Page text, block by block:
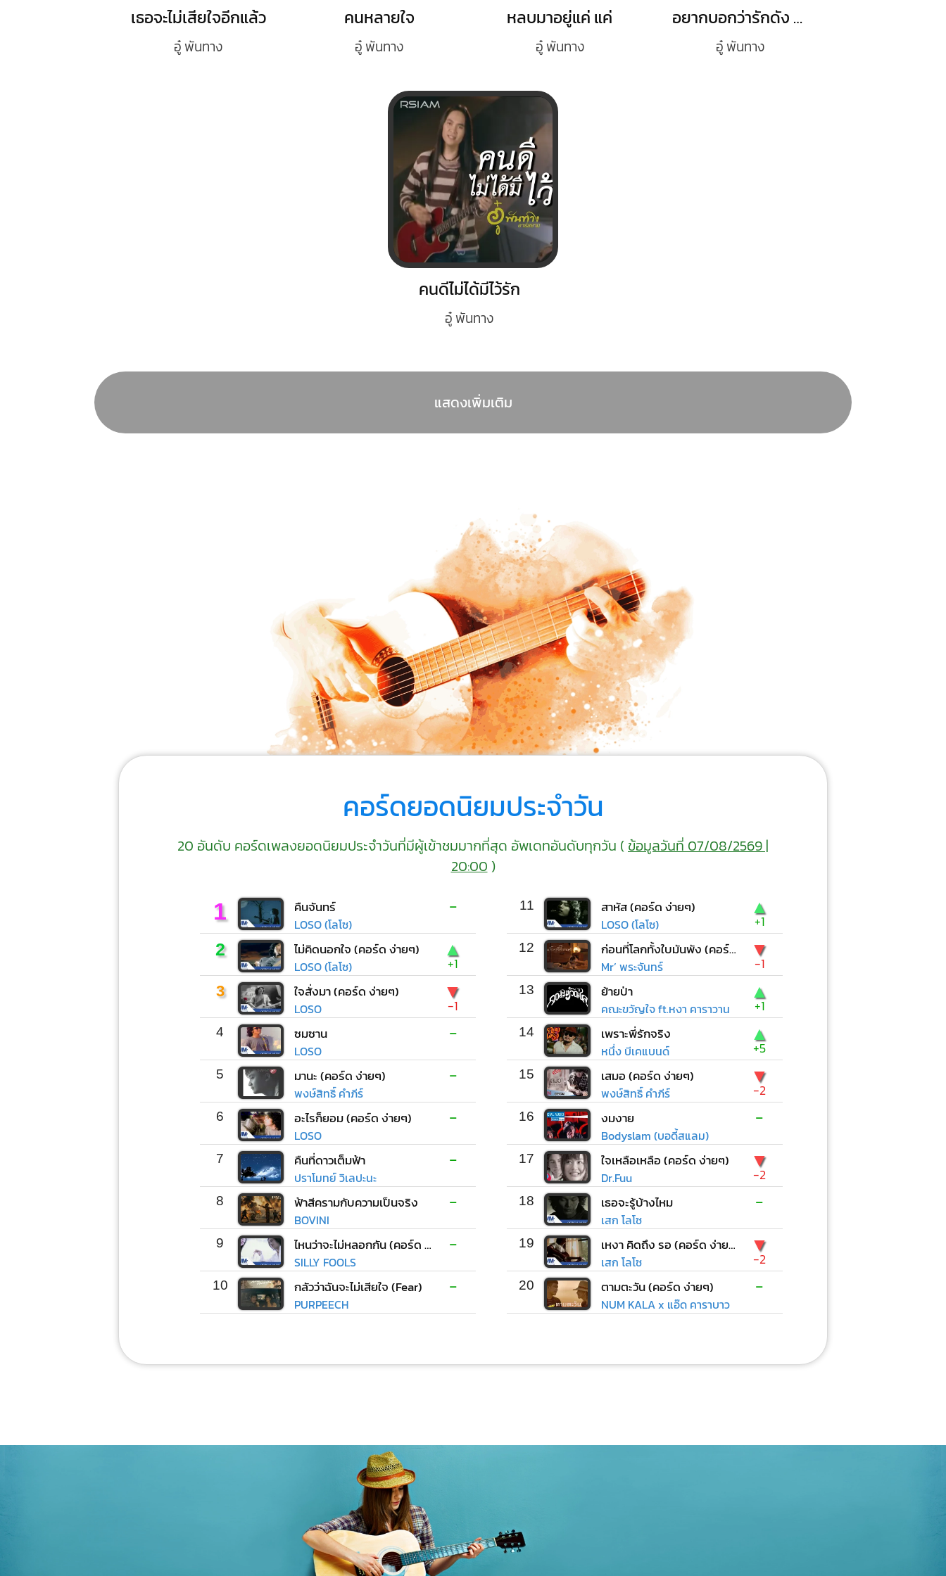
เธอจะไม่เสียใจอีกแล้ว
อู๋ พันทาง
คนหลายใจ
อู๋ พันทาง
หลบมาอยู่แค่ แค่
อู๋ พันทาง
อยากบอกว่ารักดัง ดัง
อู๋ พันทาง
คนดีไม่ได้มีไว้รัก
อู๋ พันทาง
แสดงเพิ่มเติม
คอร์ดยอดนิยมประจำวัน
20 อันดับ คอร์ดเพลงยอดนิยมประจำวันที่มีผู้เข้าชมมากที่สุด อัพเดทอันดับทุกวัน ( ข้อมูลวันที่ 07/08/2569 |
20:00 )
1 คืนจันทร์
LOSO (โลโซ)
-
2 ไม่คิดนอกใจ (คอร์ด ง่ายๆ)
LOSO (โลโซ)
▲
+1
3 ใจสั่งมา (คอร์ด ง่ายๆ)
LOSO
▼
-1
4 ซมซาน
LOSO
-
5 มานะ (คอร์ด ง่ายๆ)
พงษ์สิทธิ์ คำภีร์
-
6 อะไรก็ยอม (คอร์ด ง่ายๆ)
LOSO
-
7 คืนที่ดาวเต็มฟ้า
ปราโมทย์ วิเลปะนะ
-
8 ฟ้าสีครามกับความเป็นจริง
BOVINI
-
9 ไหนว่าจะไม่หลอกกัน (คอร์ด ง่ายๆ)
SILLY FOOLS
-
10 กลัวว่าฉันจะไม่เสียใจ (Fear)
PURPEECH
-
11 สาหัส (คอร์ด ง่ายๆ)
LOSO (โลโซ)
▲
+1
12 ก่อนที่โลกทั้งใบมันพัง (คอร์ด ง่ายๆ)
Mr’ พระจันทร์
▼
-1
13 ย้ายป่า
คณะขวัญใจ ft.หงา คาราวาน
▲
+1
14 เพราะพี่รักจริง
หนึ่ง บีเคแบนด์
▲
+5
15 เสมอ (คอร์ด ง่ายๆ)
พงษ์สิทธิ์ คำภีร์
▼
-2
16 งมงาย
Bodyslam (บอดี้สแลม)
-
17 ใจเหลือเหลือ (คอร์ด ง่ายๆ)
Dr.Fuu
▼
-2
18 เธอจะรู้บ้างไหม
เสก โลโซ
-
19 เหงา คิดถึง รอ (คอร์ด ง่ายๆ)
เสก โลโซ
▼
-2
20 ตามตะวัน (คอร์ด ง่ายๆ)
NUM KALA x แอ๊ด คาราบาว
-